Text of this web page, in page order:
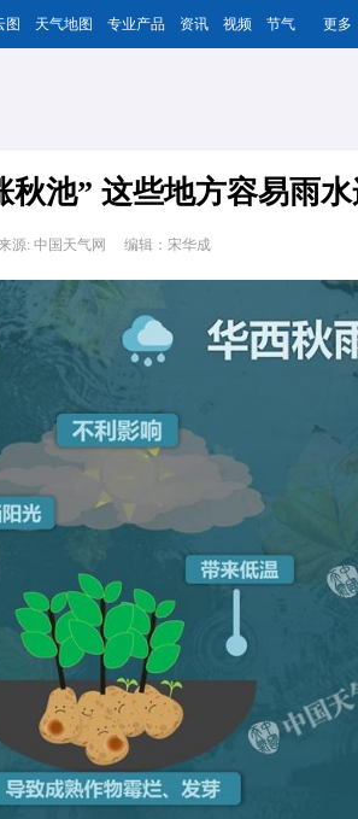
图 天气地图 专业产品 资讯 视频 节气 更多
秋池” 这些地方容易雨
源: 中国天气网 编辑：宋华成